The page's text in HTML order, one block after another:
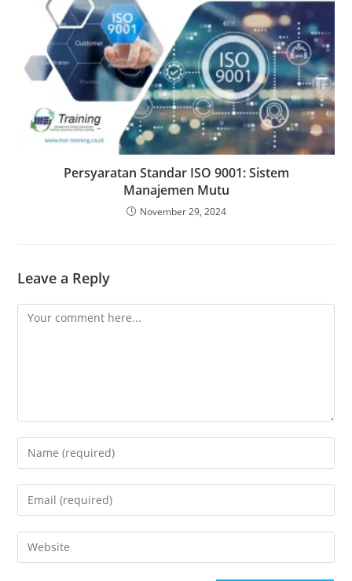
Persyaratan Standar ISO 9001: Sistem
Manajemen Mutu
November 29, 2024
Leave a Reply